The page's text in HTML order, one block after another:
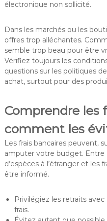
électronique non sollicité.
Dans les marchés ou les
offres trop alléchantes.
semble trop beau pour être
Vérifiez toujours les
questions sur les politiques
achat, surtout pour des
Comprendre les
comment les
Les frais bancaires peuvent,
amputer votre budget. Entre
d’espèces à l’étranger et les
être informé.
Privilégiez les retraits
frais.